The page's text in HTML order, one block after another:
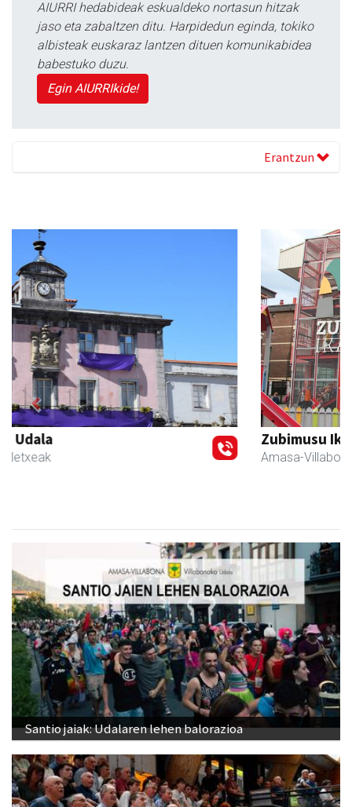
AIURRI hedabideak eskualdeko nortasun hitzak
jaso eta zabaltzen ditu. Harpidedun eginda, tokiko
albisteak euskaraz lantzen dituen komunikabidea
babestuko duzu.
Egin AIURRIkide!
Erantzun
Zubimusu Ikastola
Amasa-Villabona
Previous Next
Santio jaiak: Udalaren lehen balorazioa